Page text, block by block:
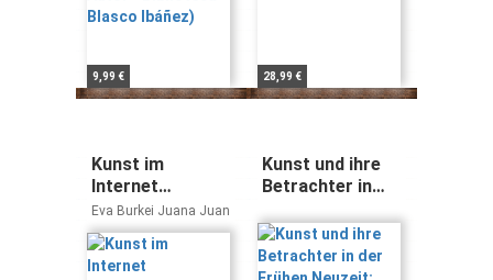
9,99 € 28,99 €
Kunst im
Internet
erfolgreich
präsentieren
und vermarkten:
Ein Leitfaden für
Eva Burkei Juana Juan
Kunst und ihre
Betrachter in
Neuzeit:
Ansichten -
Standpunkte -